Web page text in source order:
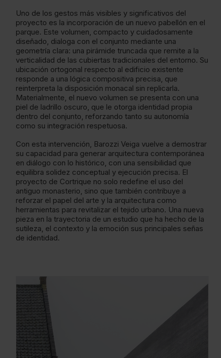
Uno de los gestos más visibles y significativos del
proyecto es la incorporación de un nuevo pabellón en el
parque. Este volumen, compacto y cuidadosamente
diseñado, dialoga con el conjunto mediante una
geometría clara: una pirámide truncada que remite a la
verticalidad de las cubiertas tradicionales del entorno. Su
ubicación ortogonal respecto al edificio existente
responde a una lógica compositiva precisa, que
reinterpreta la disposición monacal sin replicarla.
Materialmente, el nuevo volumen se presenta con una
piel de ladrillo oscuro, que le otorga identidad propia
dentro del conjunto, reforzando tanto su autonomía
como su integración respetuosa.
Con esta intervención, Barozzi Veiga vuelve a demostrar
su capacidad para generar arquitectura contemporánea
en diálogo con lo histórico, con una sensibilidad que
equilibra solidez conceptual y ejecución precisa. El
proyecto de Cortrique no solo redefine el uso del
antiguo monasterio, sino que también contribuye a
reforzar el papel del arte y la arquitectura como
herramientas para revitalizar el tejido urbano. Una nueva
pieza en la trayectoria de un estudio que ha hecho de la
sutileza, el contexto y la emoción sus principales señas
de identidad.